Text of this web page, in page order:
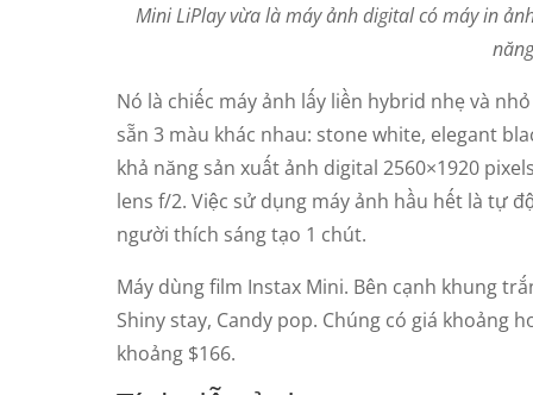
Mini LiPlay vừa là máy ảnh digital có máy in
Nó là chiếc máy ảnh lấy liền hybrid nhẹ và
sẵn 3 màu khác nhau: stone white, elegant
khả năng sản xuất ảnh digital 2560×1920
lens f/2. Việc sử dụng máy ảnh hầu hết là tự
người thích sáng tạo 1 chút.
Máy dùng film Instax Mini. Bên cạnh khung
Shiny stay, Candy pop. Chúng có giá khoảng
khoảng $166.